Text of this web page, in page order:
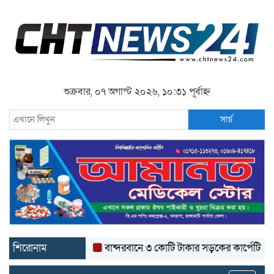
শুক্রবার, ০৭ অগাস্ট ২০২৬, ১০:৩১ পূর্বাহ্ন
সার্চ
শিরোনাম বান্দরবানে ৩ কোটি টাকার সড়কের কার্পেটিং উঠে